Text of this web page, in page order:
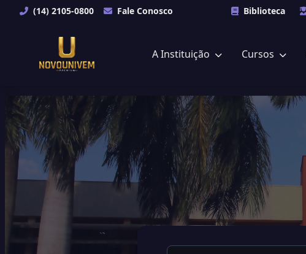
(14) 2105-0800 Fale Conosco Biblioteca
A Instituição Cursos